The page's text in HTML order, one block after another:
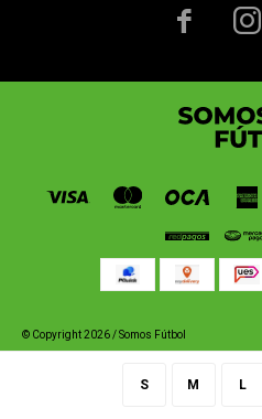
S M L
 
© Copyright 2026 / Somos Fútbol